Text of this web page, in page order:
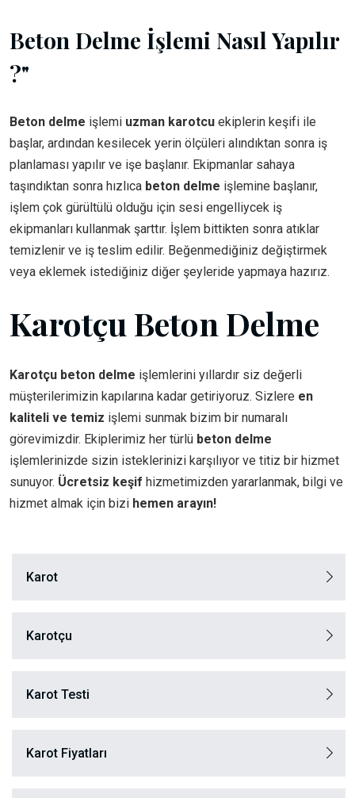
Beton Delme İşlemi Nasıl Yapılır
?"
Beton delme işlemi uzman karotcu ekiplerin keşifi ile
başlar, ardından kesilecek yerin ölçüleri alındıktan sonra iş
planlaması yapılır ve işe başlanır. Ekipmanlar sahaya
taşındıktan sonra hızlıca beton delme işlemine başlanır,
işlem çok gürültülü olduğu için sesi engelliycek iş
ekipmanları kullanmak şarttır. İşlem bittikten sonra atıklar
temizlenir ve iş teslim edilir. Beğenmediğiniz değiştirmek
veya eklemek istediğiniz diğer şeyleride yapmaya hazırız.
Karotçu Beton Delme
Karotçu beton delme işlemlerini yıllardır siz değerli
müşterilerimizin kapılarına kadar getiriyoruz. Sizlere en
kaliteli ve temiz işlemi sunmak bizim bir numaralı
görevimizdir. Ekiplerimiz her türlü beton delme
işlemlerinizde sizin isteklerinizi karşılıyor ve titiz bir hizmet
sunuyor. Ücretsiz keşif hizmetimizden yararlanmak, bilgi ve
hizmet almak için bizi hemen arayın!
Karot
Karotçu
Karot Testi
Karot Fiyatları